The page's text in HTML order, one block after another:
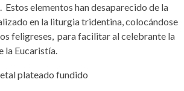
elementos han desaparecido de la
en la liturgia tridentina, colocándose
feligreses, para facilitar al celebrante la
la Eucaristía.